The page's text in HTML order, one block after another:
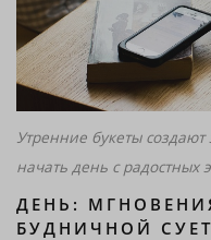
Утренние букеты
начать день с радостных
ДЕНЬ:
БУДНИЧНОЙ